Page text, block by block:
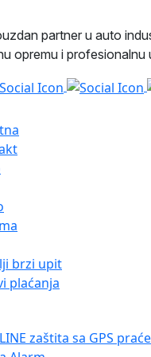
partner u auto
opremu i
brzi upit
plaćanja
zaštita sa GPS